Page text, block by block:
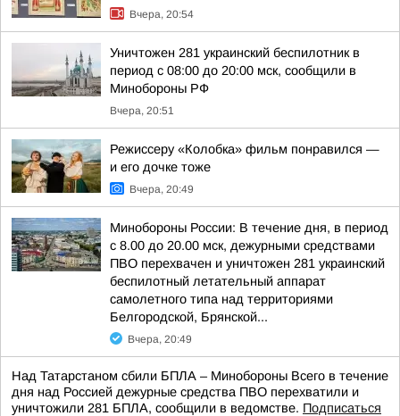
Вчера, 20:54
Уничтожен 281 украинский беспилотник в
период с 08:00 до 20:00 мск, сообщили в
Минобороны РФ
Вчера, 20:51
Режиссеру «Колобка» фильм понравился —
и его дочке тоже
Вчера, 20:49
Минобороны России: В течение дня, в период
с 8.00 до 20.00 мск, дежурными средствами
ПВО перехвачен и уничтожен 281 украинский
беспилотный летательный аппарат
самолетного типа над территориями
Белгородской, Брянской...
Вчера, 20:49
Над Татарстаном сбили БПЛА – Минобороны Всего в течение
дня над Россией дежурные средства ПВО перехватили и
уничтожили 281 БПЛА, сообщили в ведомстве. Подписаться